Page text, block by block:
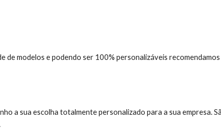
modelos e podendo ser 100% personalizáveis
a sua escolha totalmente personalizado para a sua empresa.